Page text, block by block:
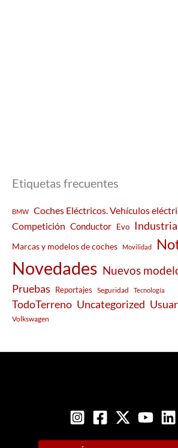
Etiquetas frecuentes
BMW
Coches Eléctricos. Vehículos
Competición Conductor Evo Industria
Marcas y modelos de coches Movilidad
Novedades Nuevos
Pruebas Reportajes Seguridad Tecnología
TodoTerreno Uncategorized
Volkswagen